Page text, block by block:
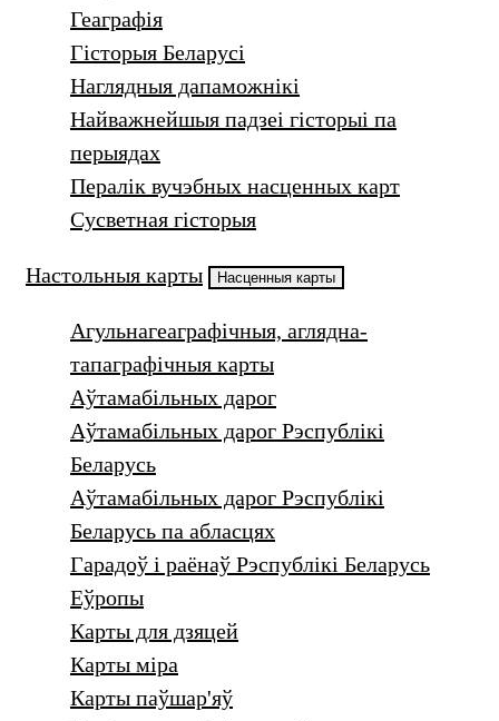
Геаграфія
Гісторыя Беларусі
Наглядныя дапаможнікі
Найважнейшыя падзеі гісторыі па
перыядах
Пералік вучэбных насценных карт
Сусветная гісторыя
Настольныя карты Насценныя карты
Агульнагеаграфічныя, аглядна-
тапаграфічныя карты
Аўтамабільных дарог
Аўтамабільных дарог Рэспублікі
Беларусь
Аўтамабільных дарог Рэспублікі
Беларусь па абласцях
Гарадоў i раёнаў Рэспублікі Беларусь
Еўропы
Карты для дзяцей
Карты міра
Карты паўшар'яў